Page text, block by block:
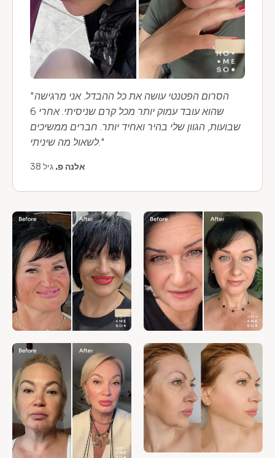
"הסרום הפטנטי עושה את כל ההבדל. אני מרגישה
שהוא עובד עמוק יותר מכל קרם שניסיתי. אחרי 6
שבועות, הגוון שלי בהיר ואחיד יותר. חברים ממשיכים
לשאול מה שיניתי."
אלנה פ. גיל 38